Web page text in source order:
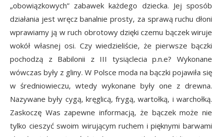
„obowiązkowych” zabawek każdego dziecka. Jej sposób
działania jest wręcz banalnie prosty, za sprawą ruchu dłoni
wprawiamy ją w ruch obrotowy dzięki czemu bączek wiruje
wokół własnej osi. Czy wiedzieliście, że pierwsze bączki
pochodzą z Babilonii z III tysiąclecia p.n.e? Wykonane
wówczas były z gliny. W Polsce moda na bączki pojawiła się
w średniowieczu, wtedy wykonane były one z drewna.
Nazywane były cygą, kręglicą, frygą, wartołką, i warchołką.
Zaskoczę Was zapewne informacją, że bączek może nie
tylko cieszyć swoim wirującym ruchem i pięknymi barwami